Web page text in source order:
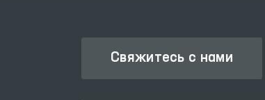
Свяжитесь с нами